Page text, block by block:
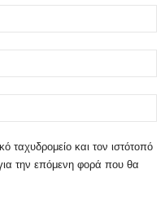
ταχυδρομείο και τον ιστότοπό
την επόμενη φορά που θα